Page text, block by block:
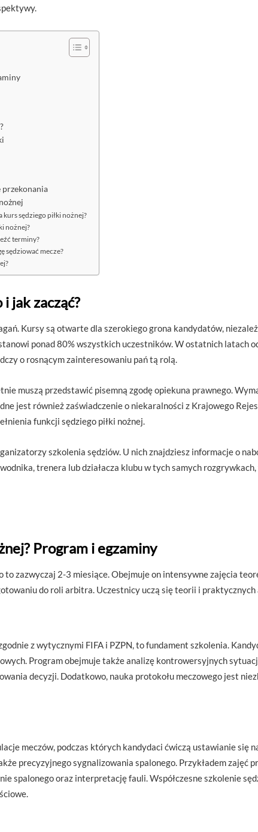
przekonania
kurs sędziego piłki nożnej?
nożnej?
terminy?
sędziować mecze?
jak zacząć?
Kursy są otwarte dla szerokiego grona kandydatów,
ponad 80% wszystkich uczestników. W ostatnich latach
o rosnącym zainteresowaniu pań tą rolą.
muszą przedstawić pisemną zgodę opiekuna prawnego.
jest również zaświadczenie o niekaralności z Krajowego
funkcji sędziego piłki nożnej.
szkolenia sędziów. U nich znajdziesz informacje o
trenera lub działacza klubu w tych samych
Program i egzaminy
zazwyczaj 2-3 miesiące. Obejmuje on intensywne zajęcia
do roli arbitra. Uczestnicy uczą się teorii i praktycznych
z wytycznymi FIFA i PZPN, to fundament szkolenia.
Program obejmuje także analizę kontrowersyjnych
decyzji. Dodatkowo, nauka protokołu meczowego jest
meczów, podczas których kandydaci ćwiczą ustawianie się
precyzyjnego sygnalizowania spalonego. Przykładem zajęć
spalonego oraz interpretację fauli. Współczesne szkolenie